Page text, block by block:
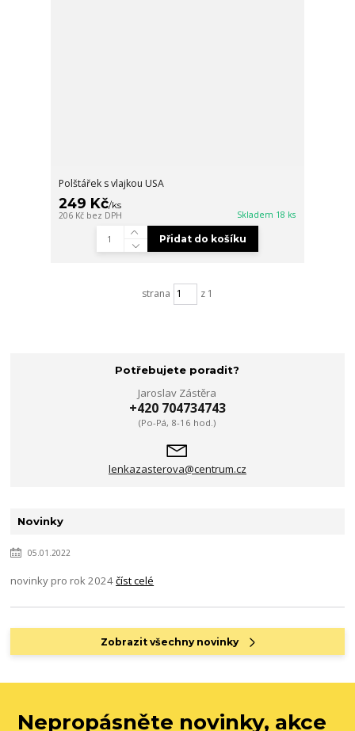
Polštářek s vlajkou USA
249 Kč/ks
206 Kč bez DPH Skladem 18 ks
Přidat do košíku
strana z 1
Potřebujete poradit?
Jaroslav Zástěra
+420 704734743
(Po-Pá, 8-16 hod.)
lenkazasterova@centrum.cz
Novinky
05.01.2022
novinky pro rok 2024číst celé
Zobrazit všechny novinky
Nepropásněte novinky, akce